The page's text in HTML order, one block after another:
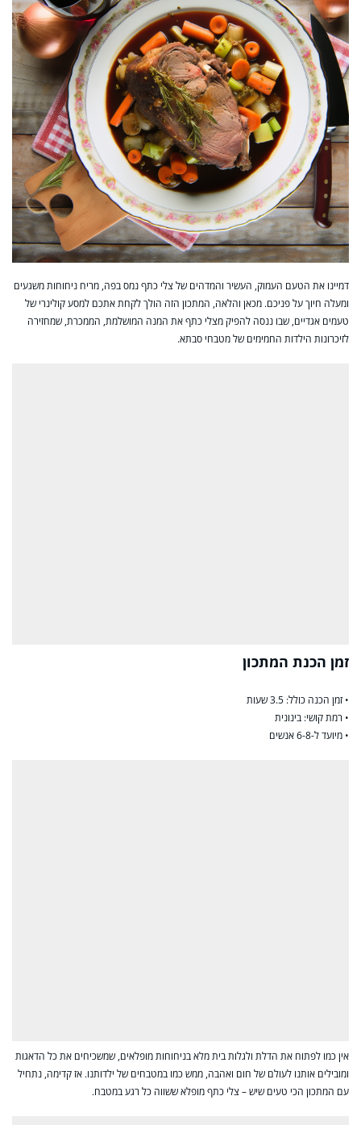
דמיינו את הטעם העמוק, העשיר והמדהים של צלי כתף נמס בפה, מריח ניחוחות משגעים
ומעלה חיוך על פניכם. מכאן והלאה, המתכון הזה הולך לקחת אתכם למסע קולינרי של
טעמים אגדיים, שבו ננסה להפיק מצלי כתף את המנה המושלמת, הממכרת, שמחזירה
לזיכרונות הילדות החמימים של מטבחי סבתא.
זמן הכנת המתכון
• זמן הכנה כולל: 3.5 שעות
• רמת קושי: בינונית
• מיועד ל-6-8 אנשים
אין כמו לפתוח את הדלת ולגלות בית מלא בניחוחות מופלאים, שמשכיחים את כל הדאגות
ומובילים אותנו לעולם של חום ואהבה, ממש כמו במטבחים של ילדותנו. אז קדימה, נתחיל
עם המתכון הכי טעים שיש – צלי כתף מופלא ששווה כל רגע במטבח.